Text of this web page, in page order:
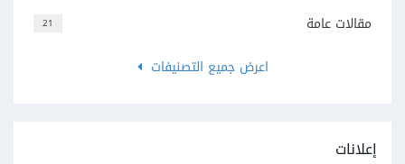
21
مقالات عامة
اعرض جميع التصنيفات
إعلانات